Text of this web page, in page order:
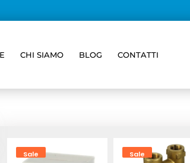
CHI SIAMO BLOG CONTATTI
Sale Sale